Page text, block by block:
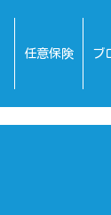
任意保険 ブ